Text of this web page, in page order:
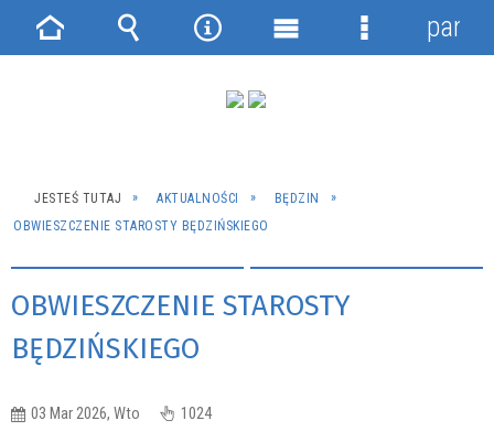
JESTEŚ TUTAJ AKTUALNOŚCI
BĘDZIN
OBWIESZCZENIE STAROSTY BĘDZIŃSKIEGO
OBWIESZCZENIE STAROSTY
BĘDZIŃSKIEGO
03 Mar 2026, Wto 1024
Strona Wyszukiwarka
NarzędziaMenu
Menu
panel